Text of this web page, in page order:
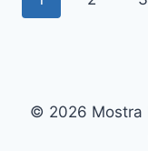
© 2026 Mostra